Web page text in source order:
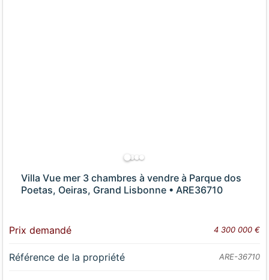
Villa Vue mer 3 chambres à vendre à Parque dos
Poetas, Oeiras, Grand Lisbonne • ARE36710
Prix demandé 4 300 000 €
Référence de la propriété ARE-36710